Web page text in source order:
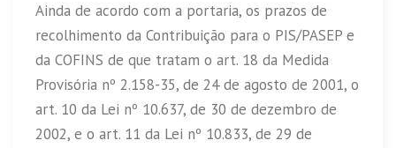
Ainda de acordo com a portaria, os prazos de
recolhimento da Contribuição para o PIS/PASEP e
da COFINS de que tratam o art. 18 da Medida
Provisória nº 2.158-35, de 24 de agosto de 2001, o
art. 10 da Lei nº 10.637, de 30 de dezembro de
2002, e o art. 11 da Lei nº 10.833, de 29 de